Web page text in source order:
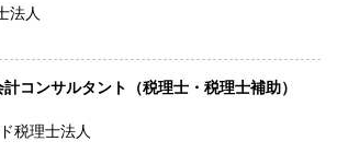
法人
計コンサルタント（税理士・税理士補助）
税理士法人